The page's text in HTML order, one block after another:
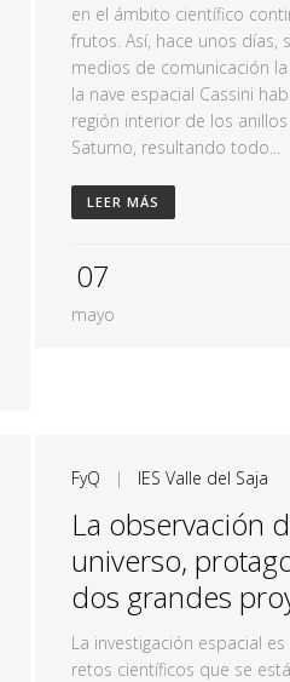
en el ámbito científico
frutos. Así, hace unos días,
medios de comunicación
la nave espacial Cassini
región interior de los
Saturno, resultando todo...
LEER MÁS
07
mayo
FyQ | IES Valle del Saja
La observación
universo,
dos grandes
La investigación espacial
retos científicos que se